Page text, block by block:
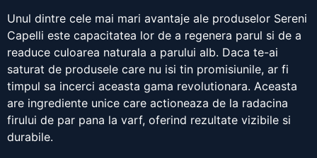
Unul dintre cele mai mari avantaje ale produselor Sereni
Capelli este capacitatea lor de a regenera parul si de a
readuce culoarea naturala a parului alb. Daca te-ai
saturat de produsele care nu isi tin promisiunile, ar fi
timpul sa incerci aceasta gama revolutionara. Aceasta
are ingrediente unice care actioneaza de la radacina
firului de par pana la varf, oferind rezultate vizibile si
durabile.